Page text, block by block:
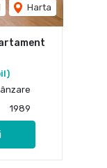
Harta
1989